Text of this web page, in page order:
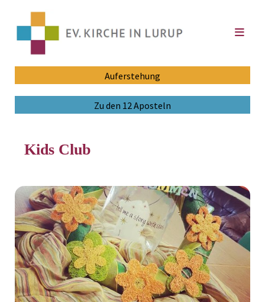
Auferstehung
Zu den 12 Aposteln
Kids Club